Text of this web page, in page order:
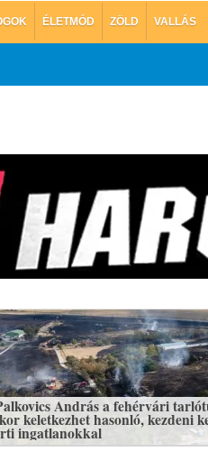
ÉLETMÓD ZÖLD VALLÁS
András a fehérvári
keletkezhet hasonló, kezdeni
ingatlanokkal